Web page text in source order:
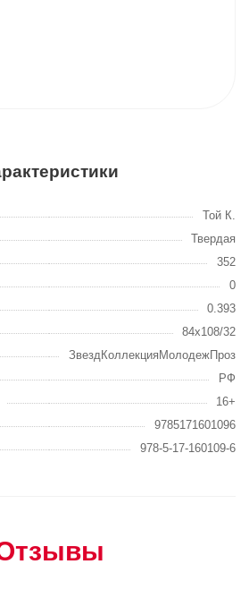
Той К.
Твердая
352
0
0.393
84x108/32
ЗвездКоллекцияМолодежПроз
РФ
16+
9785171601096
978-5-17-160109-6